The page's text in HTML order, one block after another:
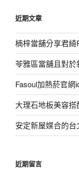
近期文章
楠梓當舖分享君
苓雅區當舖且對
Fasoul加熱菸官
大理石地板美容
安定新屋媒合的
近期留言